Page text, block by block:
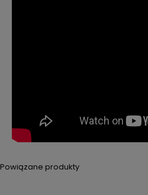
Powiązane produkty